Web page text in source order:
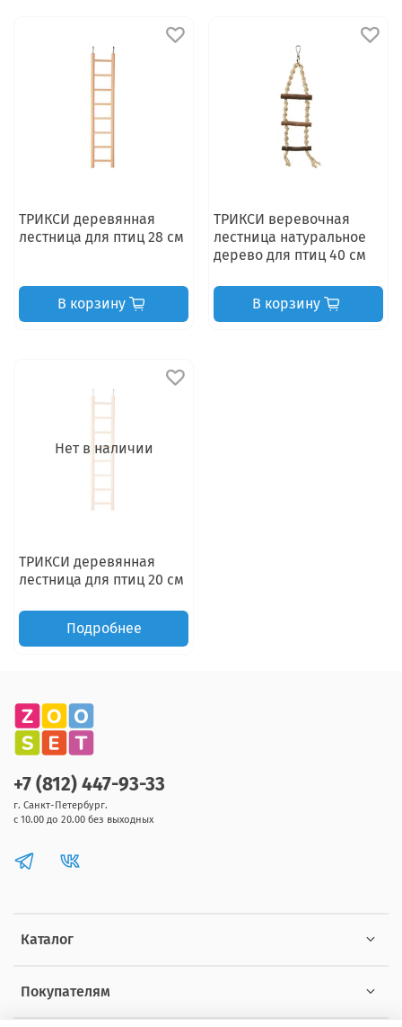
ТРИКСИ деревянная
лестница для птиц 28 см
В корзину
ТРИКСИ веревочная
лестница натуральное
дерево для птиц 40 см
В корзину
Нет в наличии
ТРИКСИ деревянная
лестница для птиц 20 см
Подробнее
Каталог
Покупателям
+7 (812) 447-93-33
г. Санкт-Петербург.
с 10.00 до 20.00 без выходных